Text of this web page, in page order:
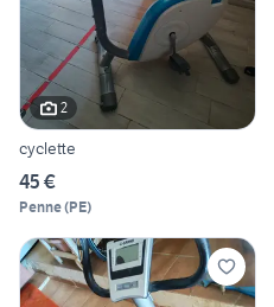
2
cyclette
45 €
Penne(PE)